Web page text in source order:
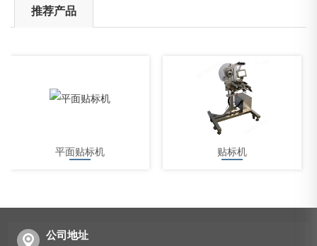
推荐产品
平面贴标机 贴标机
公司地址